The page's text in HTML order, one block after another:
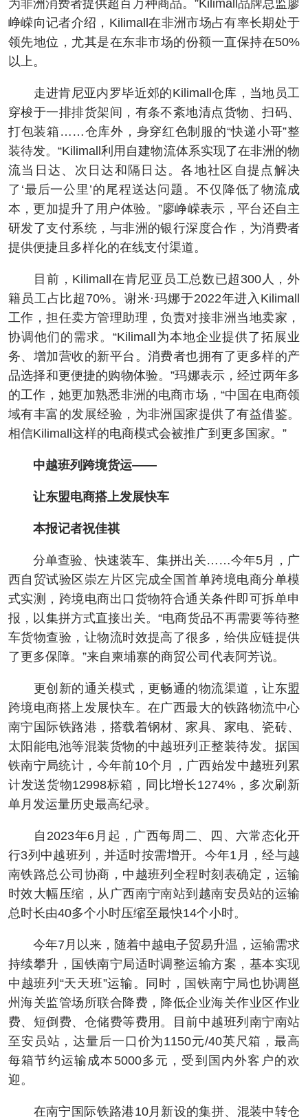
为非洲消费者提供超百万种商品。”Kilimall品牌总监廖
峥嵘向记者介绍，Kilimall在非洲市场占有率长期处于
领先地位，尤其是在东非市场的份额一直保持在50%
以上。
走进肯尼亚内罗毕近郊的Kilimall仓库，当地员工
穿梭于一排排货架间，有条不紊地清点货物、扫码、
打包装箱……仓库外，身穿红色制服的“快递小哥”整
装待发。“Kilimall利用自建物流体系实现了在非洲的物
流当日达、次日达和隔日达。各地社区自提点解决
了‘最后一公里’的尾程送达问题。不仅降低了物流成
本，更加提升了用户体验。”廖峥嵘表示，平台还自主
研发了支付系统，与非洲的银行深度合作，为消费者
提供便捷且多样化的在线支付渠道。
目前，Kilimall在肯尼亚员工总数已超300人，外
籍员工占比超70%。谢米·玛娜于2022年进入Kilimall
工作，担任卖方管理助理，负责对接非洲当地卖家，
协调他们的需求。“Kilimall为本地企业提供了拓展业
务、增加营收的新平台。消费者也拥有了更多样的产
品选择和更便捷的购物体验。”玛娜表示，经过两年多
的工作，她更加熟悉非洲的电商市场，“中国在电商领
域有丰富的发展经验，为非洲国家提供了有益借鉴。
相信Kilimall这样的电商模式会被推广到更多国家。”
中越班列跨境货运——
让东盟电商搭上发展快车
本报记者祝佳祺
分单查验、快速装车、集拼出关……今年5月，广
西自贸试验区崇左片区完成全国首单跨境电商分单模
式实测，跨境电商出口货物符合通关条件即可拆单申
报，以集拼方式直接出关。“电商货品不再需要等待整
车货物查验，让物流时效提高了很多，给供应链提供
了更多保障。”来自柬埔寨的商贸公司代表阿芳说。
更创新的通关模式，更畅通的物流渠道，让东盟
跨境电商搭上发展快车。在广西最大的铁路物流中心
南宁国际铁路港，搭载着钢材、家具、家电、瓷砖、
太阳能电池等混装货物的中越班列正整装待发。据国
铁南宁局统计，今年前10个月，广西始发中越班列累
计发送货物12998标箱，同比增长1274%，多次刷新
单月发运量历史最高纪录。
自2023年6月起，广西每周二、四、六常态化开
行3列中越班列，并适时按需增开。今年1月，经与越
南铁路总公司协商，中越班列全程时刻表确定，运输
时效大幅压缩，从广西南宁南站到越南安员站的运输
总时长由40多个小时压缩至最快14个小时。
今年7月以来，随着中越电子贸易升温，运输需求
持续攀升，国铁南宁局适时调整运输方案，基本实现
中越班列“天天班”运输。同时，国铁南宁局也协调邕
州海关监管场所联合降费，降低企业海关作业区作业
费、短倒费、仓储费等费用。目前中越班列南宁南站
至安员站，达量后一口价为1150元/40英尺箱，最高
每箱节约运输成本5000多元，受到国内外客户的欢
迎。
在南宁国际铁路港10月新设的集拼、混装中转仓